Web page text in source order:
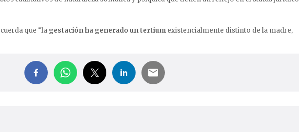
que “la gestación ha generado un tertium existencialmente distinto de la madre,